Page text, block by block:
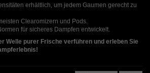
erhältlich, um jedem Gaumen gerecht zu
Clearomizern und Pods.
für sicheres Dampfen entwickelt.
Welle purer Frische verführen und erleben Sie